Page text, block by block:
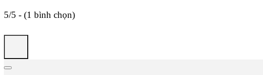
5/5 - (1 bình chọn)